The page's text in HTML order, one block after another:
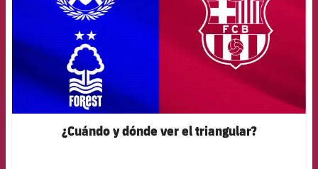
¿Cuándo y dónde ver el triangular?